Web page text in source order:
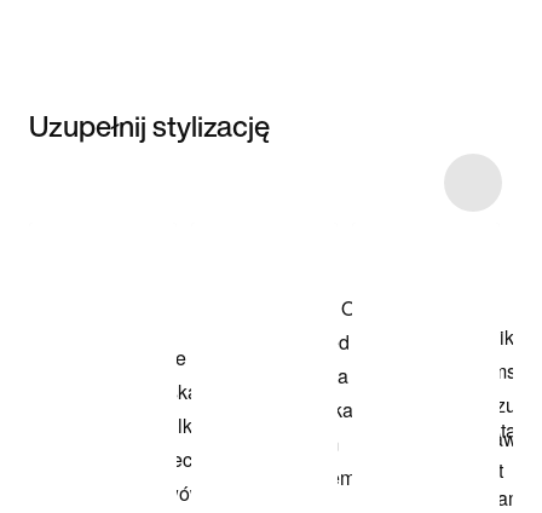
Uzupełnij stylizację